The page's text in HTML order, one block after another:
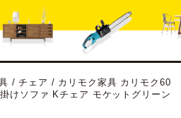
/チェア / カリモク家具 カリモク60
けソファ Kチェア モケットグリーン